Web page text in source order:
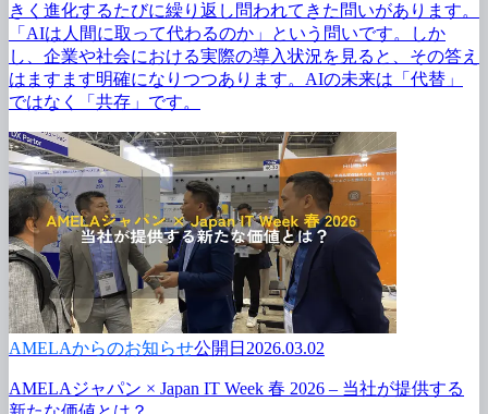
きく 進化するたびに繰り返し問われてきた 問いがあります。
「AIは 人間に取って代わるのか」と いう 問いです。
しか
し、 企業や社会における実際の導入状況を 見ると、 その答え
はますます明確になりつつあります。 AIの未来は 「代替」
ではなく
「共存」です。
AMELAからのお知らせ公開日2026.03.02
AMELAジャパン × Japan IT Week 春 2026 – 当社が提供する